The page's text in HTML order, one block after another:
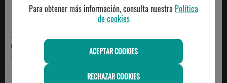
zapatilla running mujer New
balance FRESH FOAM ...
69.95€ 69.95€ 69.95€
Para obtener más información, consulta nuestra Política
de cookies
ACEPTAR COOKIES
RECHAZAR COOKIES